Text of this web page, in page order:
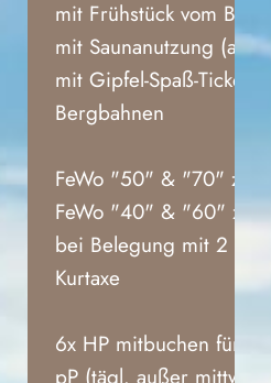
mit Frühstück vom Buffet
mit Saunanutzung
mit Gipfel-Spaß-Ticket
Bergbahnen
FeWo "50" & "70" zu €
FeWo "40" & "60" zu
bei Belegung mit 2
Kurtaxe
6x HP mitbuchen für
pP (tägl. außer